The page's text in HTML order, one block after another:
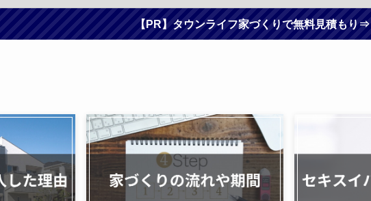
【PR】タウンライフ家づくりで無料見積もり⇒